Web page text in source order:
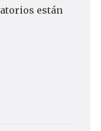
están